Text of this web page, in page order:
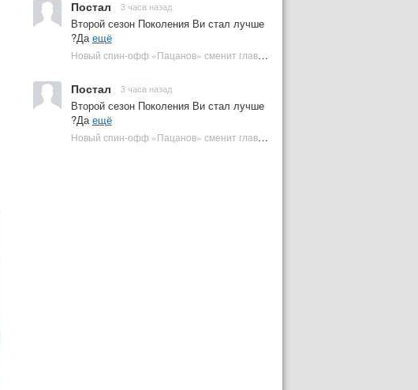
Постал 3 часа назад
Второй сезон Поколения Ви стал лучше
?Даещё
Новый спин-офф «Пацанов» сменит главного героя | Plugged In Ru
Постал 3 часа назад
Второй сезон Поколения Ви стал лучше
?Даещё
Новый спин-офф «Пацанов» сменит главного героя | Plugged In Ru